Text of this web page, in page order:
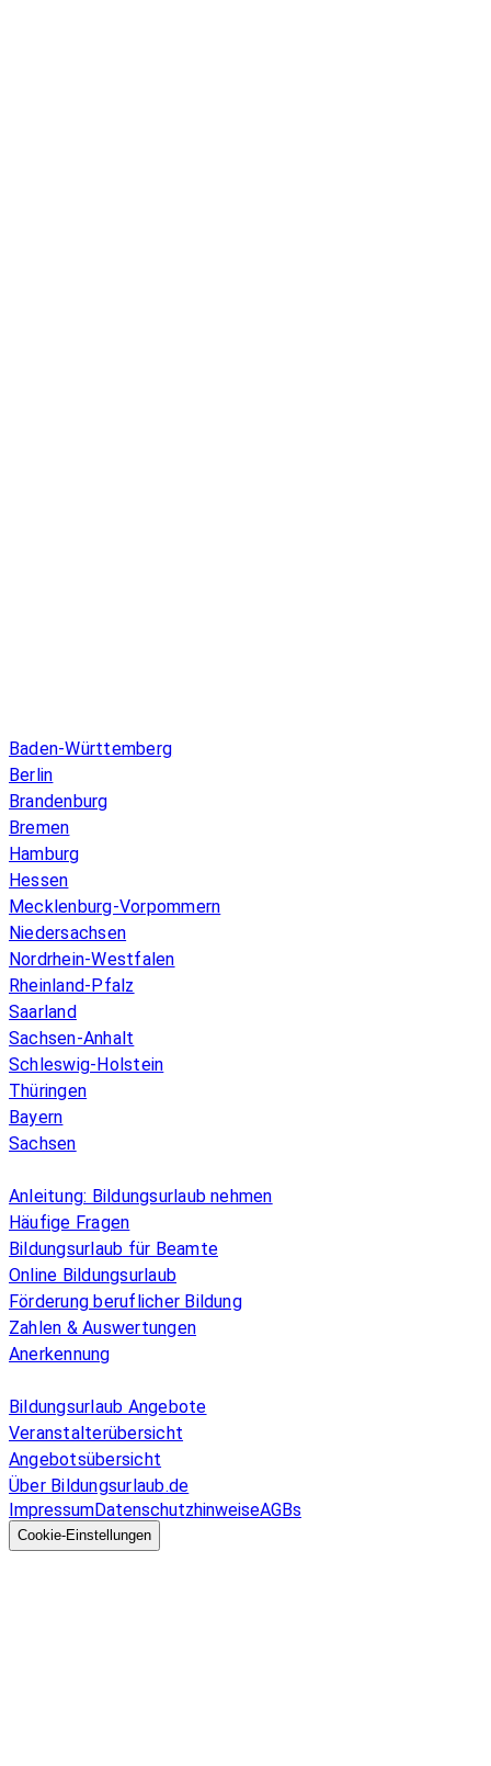
Baden-Württemberg
Berlin
Brandenburg
Bremen
Hamburg
Hessen
Mecklenburg-Vorpommern
Niedersachsen
Nordrhein-Westfalen
Rheinland-Pfalz
Saarland
Sachsen-Anhalt
Schleswig-Holstein
Thüringen
Bayern
Sachsen
Anleitung: Bildungsurlaub nehmen
Häufige Fragen
Bildungsurlaub für Beamte
Online Bildungsurlaub
Förderung beruflicher Bildung
Zahlen & Auswertungen
Anerkennung
Bildungsurlaub Angebote
Veranstalterübersicht
Angebotsübersicht
Über Bildungsurlaub.de
ImpressumDatenschutzhinweiseAGBs
Cookie-Einstellungen